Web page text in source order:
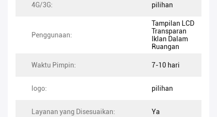
4G/3G: pilihan
Penggunaan:
Tampilan LCD
Transparan
Iklan Dalam
Ruangan
Waktu Pimpin: 7-10 hari
logo: pilihan
Layanan yang Disesuaikan: Ya